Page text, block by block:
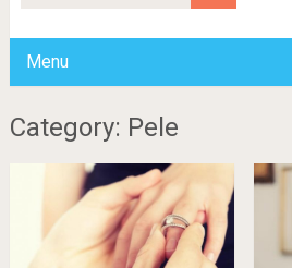
Menu
Category: Pele